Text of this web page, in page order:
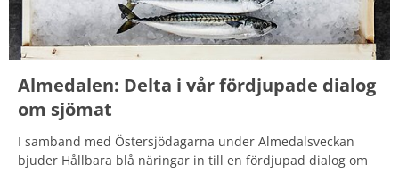
Almedalen: Delta i vår fördjupade dialog
om sjömat
I samband med Östersjödagarna under Almedalsveckan
bjuder Hållbara blå näringar in till en fördjupad dialog om